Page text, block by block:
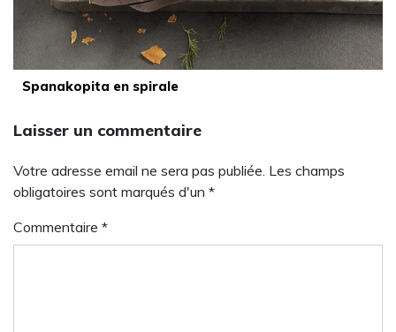
Spanakopita en spirale
Laisser un commentaire
Votre adresse email ne sera pas publiée. Les champs
obligatoires sont marqués d'un *
Commentaire *